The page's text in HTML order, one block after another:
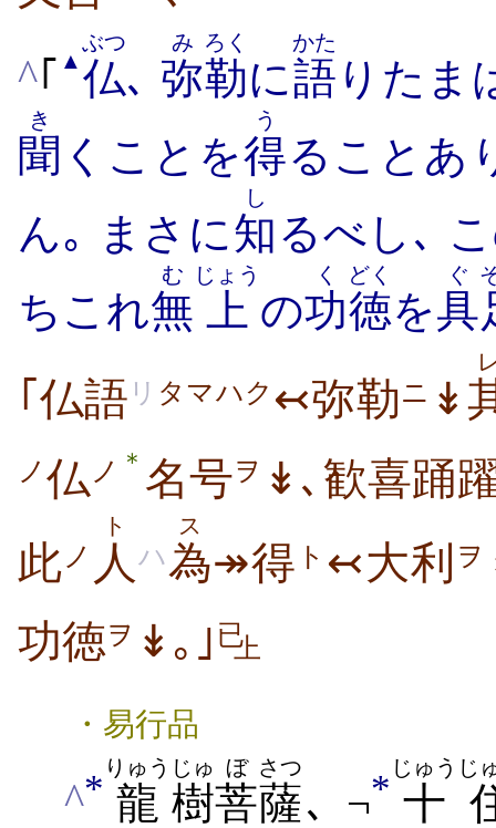
^｢ ▲ 仏
ぶつ
､ 弥
み
勒
ろく
に語
かた
りたま
聞
き
くことを得
う
ることあ
ん｡ まさに知
し
るべし､
ちこれ無
む
上
じょう
の功
く
徳
どく
を具
ぐ
｢仏語 リ タマハク ↢弥勒ニ ↡
ノ 仏 ノ ＊ 名号ヲ ↡､歓喜踊
此 ノ 人
ト
ハ為
ス
↠得 ト ↢大利 ヲ
功徳ヲ ↡｡｣ 已上
・易行品
^* 龍
りゅう
樹
じゅ
菩
ぼ
薩
さつ
､ ¬* 十
じゅうじ